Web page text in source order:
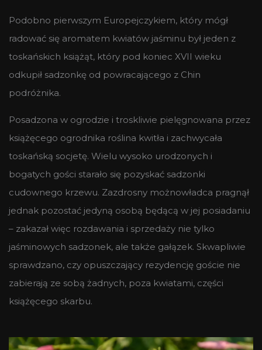
Podobno pierwszym Europejczykiem, który mógł
radować się aromatem kwiatów jaśminu był jeden z
toskańskich książąt, który pod koniec XVII wieku
odkupił sadzonkę od powracającego z Chin
podróżnika.
Posadzona w ogrodzie i troskliwie pielęgnowana przez
książęcego ogrodnika roślina kwitła i zachwycała
toskańską socjetę. Wielu wysoko urodzonych i
bogatych gości starało się pozyskać sadzonki
cudownego krzewu. Zazdrosny możnowładca pragnął
jednak pozostać jedyną osobą będącą w jej posiadaniu
– zakazał więc rozdawania i sprzedaży nie tylko
jaśminowych sadzonek, ale także gałązek. Skwapliwie
sprawdzano, czy opuszczający rezydencję goście nie
zabierają ze sobą żadnych, poza kwiatami, części
książęcego skarbu.